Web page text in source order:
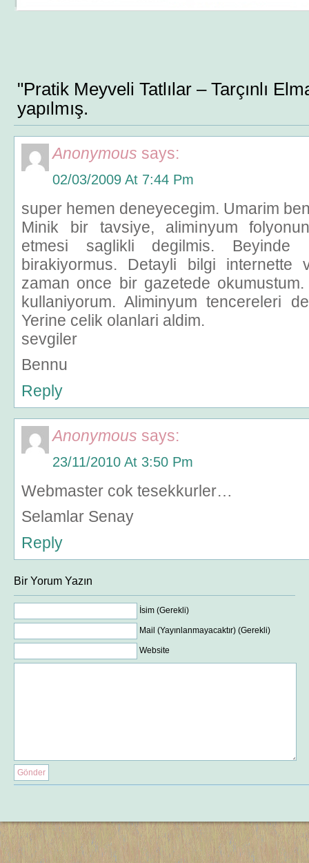
"Pratik Meyveli Tatlılar – Tarçınlı
yapılmış.
Anonymous says:
02/03/2009 At 7:44 Pm
super hemen deneyecegim. Umarim
Minik bir tavsiye, aliminyum
etmesi saglikli degilmis.
birakiyormus. Detayli bilgi internette
zaman once bir gazetede
kullaniyorum. Aliminyum tencereleri
Yerine celik olanlari aldim.
sevgiler
Bennu
Reply
Anonymous says:
23/11/2010 At 3:50 Pm
Webmaster cok tesekkurler…
Selamlar Senay
Reply
Bir Yorum Yazın
İsim (Gerekli)
Mail (Yayınlanmayacaktır) (Gerekli)
Website